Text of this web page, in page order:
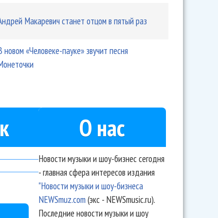
Макаревич станет отцом в пятый раз
новом «Человеке-пауке» звучит песня
О нас
Новости музыки и шоу-бизнес сегодня
- главная сфера интересов издания
"Новости музыки и шоу-бизнеса
NEWSmuz.com(экс - NEWSmusic.ru).
Последние новости музыки и шоу